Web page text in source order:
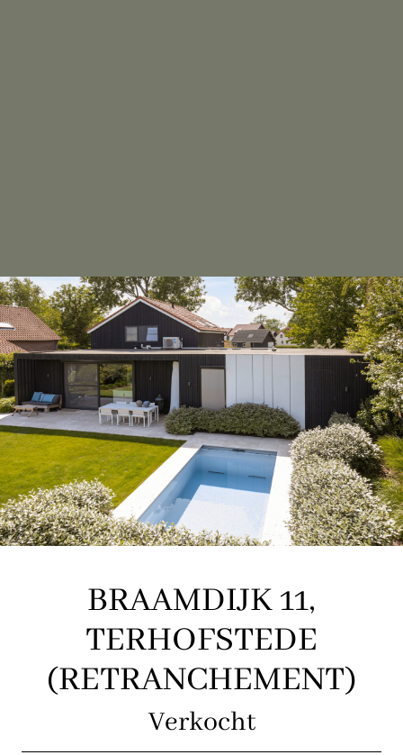
BRAAMDIJK 11,
TERHOFSTEDE
(RETRANCHEMENT)
Verkocht